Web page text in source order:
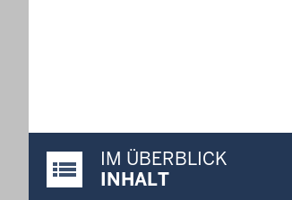
Justiz-Portal im Überblick:
IM ÜBERBLICK
INHALT